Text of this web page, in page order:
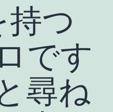
つ
です
尋ね